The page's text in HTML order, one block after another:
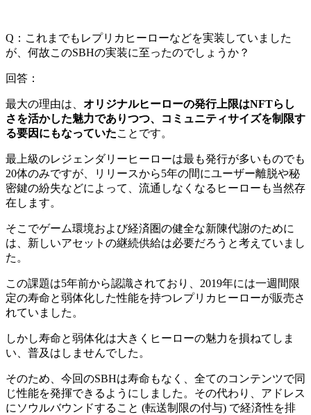
Q：これまでもレプリカヒーローなどを実装していました
が、何故このSBHの実装に至ったのでしょうか？
回答：
最大の理由は、 オリジナルヒーローの発行上限はNFTらし
さを活かした魅力でありつつ、コミュニティサイズを制限す
る要因にもなっていたことです。
最上級のレジェンダリーヒーローは最も発行が多いものでも
20体のみですが、リリースから5年の間にユーザー離脱や秘
密鍵の紛失などによって、流通しなくなるヒーローも当然存
在します。
そこでゲーム環境および経済圏の健全な新陳代謝のために
は、新しいアセットの継続供給は必要だろうと考えていまし
た。
この課題は5年前から認識されており、2019年には一週間限
定の寿命と弱体化した性能を持つレプリカヒーローが販売さ
れていました。
しかし寿命と弱体化は大きくヒーローの魅力を損ねてしま
い、普及はしませんでした。
そのため、今回のSBHは寿命もなく、全てのコンテンツで同
じ性能を発揮できるようにしました。その代わり、アドレス
にソウルバウンドすること (転送制限の付与) で経済性を排